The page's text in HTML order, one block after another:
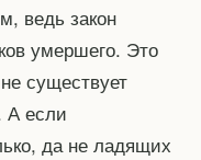
ведь закон
умершего. Это
существует
А если
да не ладящих